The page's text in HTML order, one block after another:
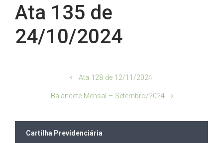
Ata 135 de
24/10/2024
Ata 128 de 12/11/2024
Balancete Mensal – Setembro/2024
Cartilha Previdenciária